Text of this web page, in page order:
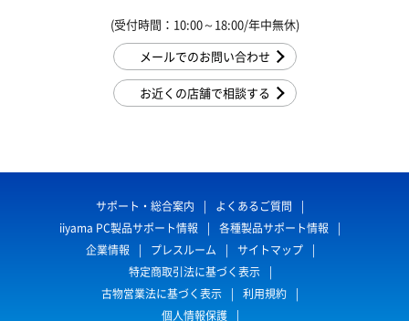
(受付時間：10:00～18:00/年中無休)
メールでのお問い合わせ
お近くの店舗で相談する
サポート・総合案内
よくあるご質問
iiyama PC製品サポート情報
各種製品サポート情報
企業情報
プレスルーム
サイトマップ
特定商取引法に基づく表示
古物営業法に基づく表示
利用規約
個人情報保護